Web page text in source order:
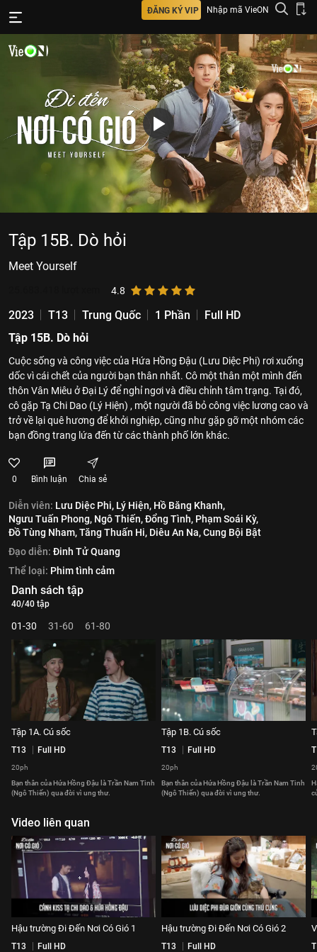
ĐĂNG KÝ VIP Nhập mã VieON
Tập 15B. Dò hỏi
Meet Yourself
4.8
2023 T13 Trung Quốc 1 Phần
Full HD
Tập 15B. Dò hỏi
Cuộc sống và công việc của Hứa Hồng Đậu (Lưu Diệc Phi) rơi xuống
dốc vì cái chết của người bạn thân nhất. Cô một thân một mình đến
thôn Vân Miêu ở Đại Lý để nghỉ ngơi và điều chỉnh tâm trạng. Tại đó,
cô gặp Tạ Chi Dao (Lý Hiện) , một người đã bỏ công việc lương cao và
trở về lại quê hương để khởi nghiệp, cũng như gặp gỡ một nhóm các
bạn đồng trang lứa đến từ các thành phố lớn khác.
0 Bình luận Chia sẻ
Diễn viên: Lưu Diệc Phi, Lý Hiện, Hồ Băng Khanh,
Ngưu Tuấn Phong, Ngô Thiến,Đổng Tình, Phạm Soái Kỳ,
Đồ Tùng Nham,Tăng Thuấn Hi, Diêu An Na,Cung Bội Bật
Đạo diễn: Đinh Tử Quang
Thể loại: Phim tình cảm
Danh sách tập
40/40 tập
01-30 31-60 61-80
Tập 1A. Cú sốc
T13 Full HD
20ph
Bạn thân của Hứa Hồng Đậu là Trần Nam Tinh
(Ngô Thiến) qua đời vì ung thư.
Tập 1B. Cú sốc
T13 Full HD
20ph
Bạn thân của Hứa Hồng Đậu là Trần Nam Tinh
(Ngô Thiến) qua đời vì ung thư.
Video liên quan
Hậu trường Đi Đến Nơi Có Gió 1
T13 Full HD
Hậu trường Đi Đến Nơi Có Gió 2
T13 Full HD